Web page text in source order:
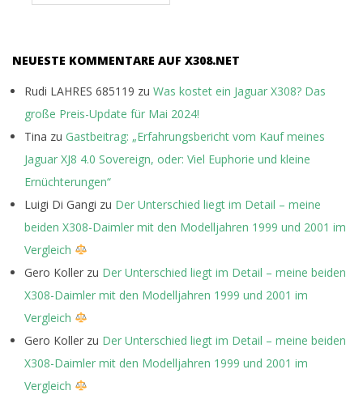
NEUESTE KOMMENTARE AUF X308.NET
Rudi LAHRES 685119 zu Was kostet ein Jaguar X308? Das
große Preis-Update für Mai 2024!
Tina zu Gastbeitrag: „Erfahrungsbericht vom Kauf meines
Jaguar XJ8 4.0 Sovereign, oder: Viel Euphorie und kleine
Ernüchterungen“
Luigi Di Gangi zu Der Unterschied liegt im Detail – meine
beiden X308-Daimler mit den Modelljahren 1999 und 2001 im
Vergleich
Gero Koller zu Der Unterschied liegt im Detail – meine beiden
X308-Daimler mit den Modelljahren 1999 und 2001 im
Vergleich
Gero Koller zu Der Unterschied liegt im Detail – meine beiden
X308-Daimler mit den Modelljahren 1999 und 2001 im
Vergleich